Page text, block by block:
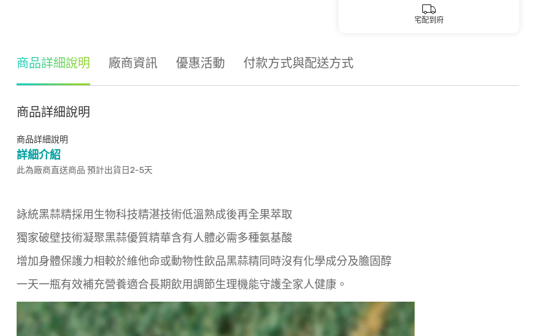
宅配到府
商品詳細說明 廠商資訊 優惠活動 付款方式與配送方式
商品詳細說明
商品詳細說明
詳細介紹
此為廠商直送商品 預計出貨日2-5天
詠統黑蒜精採用生物科技精湛技術低溫熟成後再全果萃取
獨家破壁技術凝聚黑蒜優質精華含有人體必需多種氨基酸
增加身體保護力相較於維他命或動物性飲品黑蒜精同時沒有化學成分及膽固醇
一天一瓶有效補充營養適合長期飲用調節生理機能守護全家人健康。